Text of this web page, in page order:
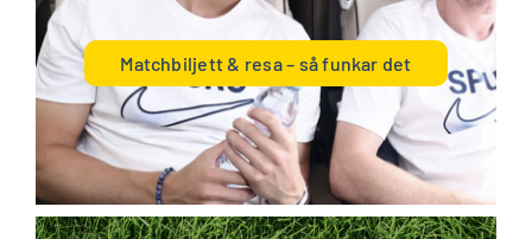
Matchbiljett & resa – så funkar det